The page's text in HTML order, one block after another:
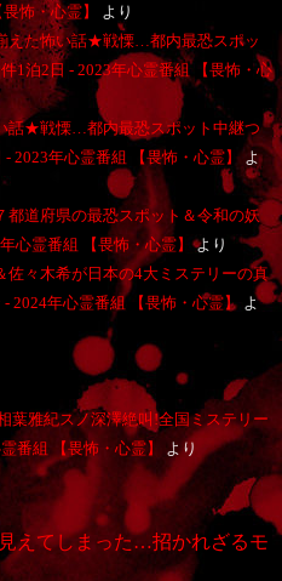
怖・心霊】
より
えた怖い話★戦慄…都内最恐スポッ
1泊2日 - 2023年心霊番組 【畏怖・心
話★戦慄…都内最恐スポット中継つ
2023年心霊番組 【畏怖・心霊】 よ
道府県の最恐スポット＆令和の妖
心霊番組 【畏怖・心霊】 より
佐々木希が日本の4大ミステリーの真
年心霊番組 【畏怖・心霊】 よ
葉雅紀スノ深澤絶叫!全国ミステリー
番組 【畏怖・心霊】
より
えてしまった…招かれざるモ